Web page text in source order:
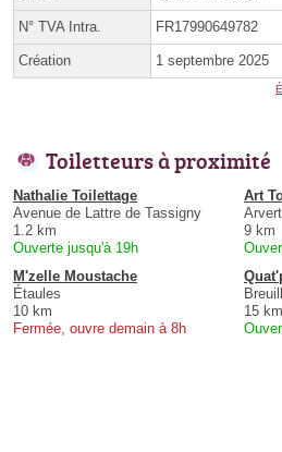
N° TVA Intra. FR17990649782
Création 1 septembre 2025
Toiletteurs à proximité
Nathalie Toilettage
Avenue de Lattre de Tassigny
1.2 km
Ouverte jusqu'à 19h
Art
Arvert
9 km
M'zelle Moustache
Étaules
10 km
Fermée, ouvre demain à 8h
15 km